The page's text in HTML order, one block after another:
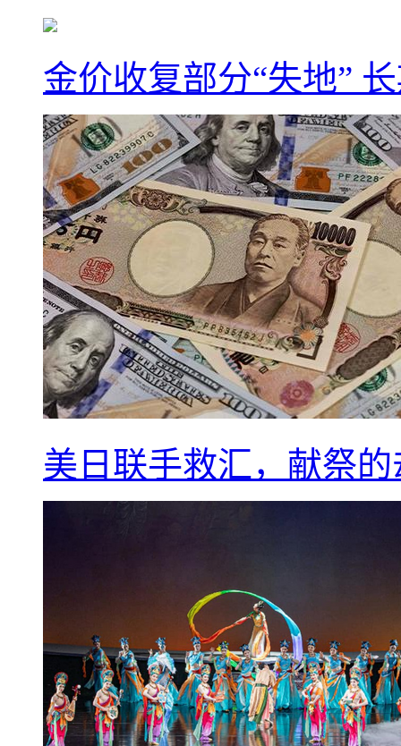
金价收复部分“失地”
美日联手救汇，献祭